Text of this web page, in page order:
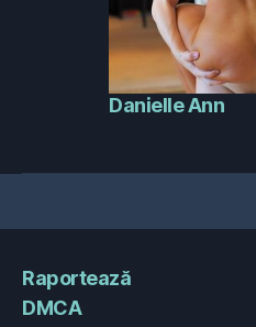
Danielle Ann
Raportează
DMCA